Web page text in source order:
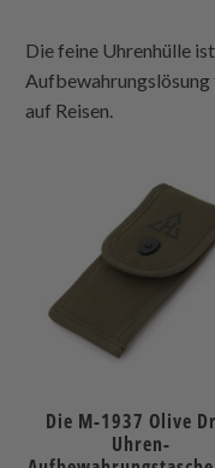
Die feine Uhrenhülle
Aufbewahrungslösung
auf Reisen.
Die M-1937 Olive
Uhren-